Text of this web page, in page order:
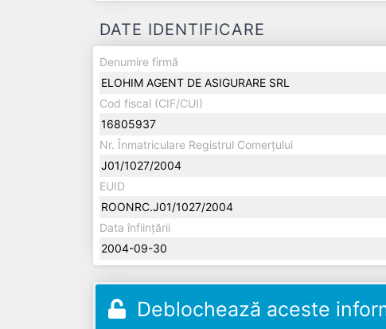
DATE IDENTIFICARE
Denumire firmă
ELOHIM AGENT DE ASIGURARE SRL
Cod fiscal (CIF/CUI)
16805937
Nr. Înmatriculare Registrul Comerțului
J01/1027/2004
EUID
ROONRC.J01/1027/2004
Data înființării
2004-09-30
Deblochează aceste